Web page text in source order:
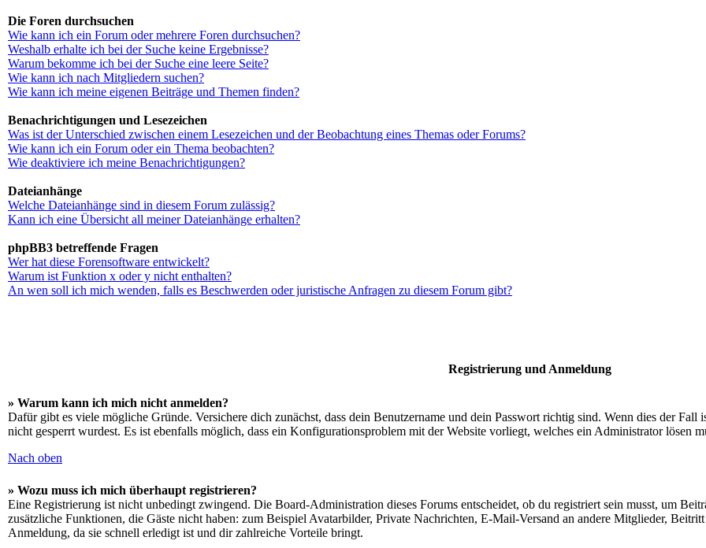
Die Foren durchsuchen
Wie kann ich ein Forum oder mehrere Foren durchsuchen?
Weshalb erhalte ich bei der Suche keine Ergebnisse?
Warum bekomme ich bei der Suche eine leere Seite?
Wie kann ich nach Mitgliedern suchen?
Wie kann ich meine eigenen Beiträge und Themen finden?
Benachrichtigungen und Lesezeichen
Was ist der Unterschied zwischen einem Lesezeichen und der Beobachtung eines Themas oder Forums?
Wie kann ich ein Forum oder ein Thema beobachten?
Wie deaktiviere ich meine Benachrichtigungen?
Dateianhänge
Welche Dateianhänge sind in diesem Forum zulässig?
Kann ich eine Übersicht all meiner Dateianhänge erhalten?
phpBB3 betreffende Fragen
Wer hat diese Forensoftware entwickelt?
Warum ist Funktion x oder y nicht enthalten?
An wen soll ich mich wenden, falls es Beschwerden oder juristische Anfragen zu diesem Forum gibt?
Registrierung und Anmeldung
» Warum kann ich mich nicht anmelden?
Dafür gibt es viele mögliche Gründe. Versichere dich zunächst, dass dein Benutzername und dein Passwort richtig sind. Wenn dies der
nicht gesperrt wurdest. Es ist ebenfalls möglich, dass ein Konfigurationsproblem mit der Website vorliegt, welches ein Administrator lösen
Nach oben
» Wozu muss ich mich überhaupt registrieren?
Eine Registrierung ist nicht unbedingt zwingend. Die Board-Administration dieses Forums entscheidet, ob du registriert sein musst, um
zusätzliche Funktionen, die Gäste nicht haben: zum Beispiel Avatarbilder, Private Nachrichten, E-Mail-Versand an andere Mitglieder,
Anmeldung, da sie schnell erledigt ist und dir zahlreiche Vorteile bringt.